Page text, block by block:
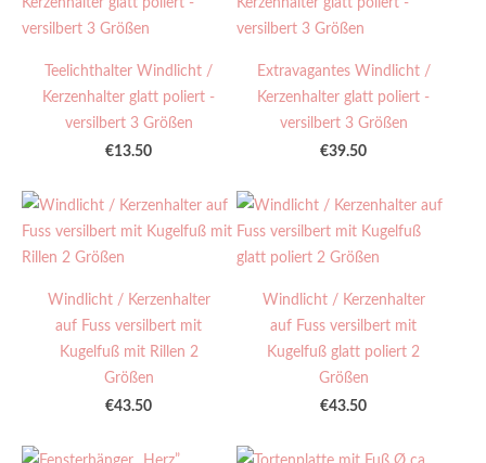
Teelichthalter Windlicht /
Kerzenhalter glatt poliert -
versilbert 3 Größen
€13.50
Extravagantes Windlicht /
Kerzenhalter glatt poliert -
versilbert 3 Größen
€39.50
Windlicht / Kerzenhalter
auf Fuss versilbert mit
Kugelfuß mit Rillen 2
Größen
€43.50
Windlicht / Kerzenhalter
auf Fuss versilbert mit
Kugelfuß glatt poliert 2
Größen
€43.50